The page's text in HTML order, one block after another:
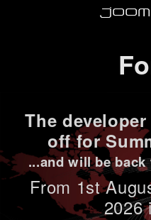
The
off for
...and will be
From 1st
2026